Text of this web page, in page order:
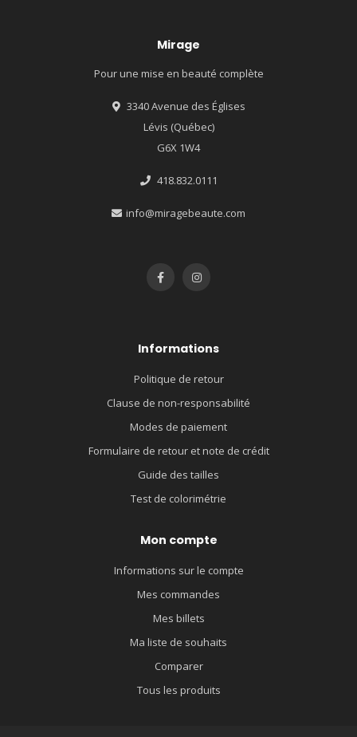
Mirage
Pour une mise en beauté complète
3340 Avenue des Églises
Lévis (Québec)
G6X 1W4
418.832.0111
info@miragebeaute.com
Informations
Politique de retour
Clause de non-responsabilité
Modes de paiement
Formulaire de retour et note de crédit
Guide des tailles
Test de colorimétrie
Mon compte
Informations sur le compte
Mes commandes
Mes billets
Ma liste de souhaits
Comparer
Tous les produits